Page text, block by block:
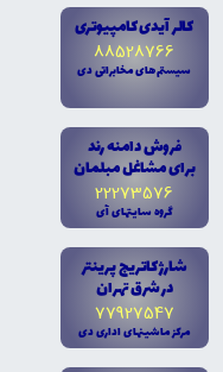
کالر آيدى کامپيوترى
88528766
سيستم هاى مخابراتى دى
فروش دامنه رند
براى مشاغل مبلمان
22273576
گروه سايتهاى آى
شارژ کاتريج پرينتر
در شرق تهران
77927547
مرکز ماشينهاى ادارى دى